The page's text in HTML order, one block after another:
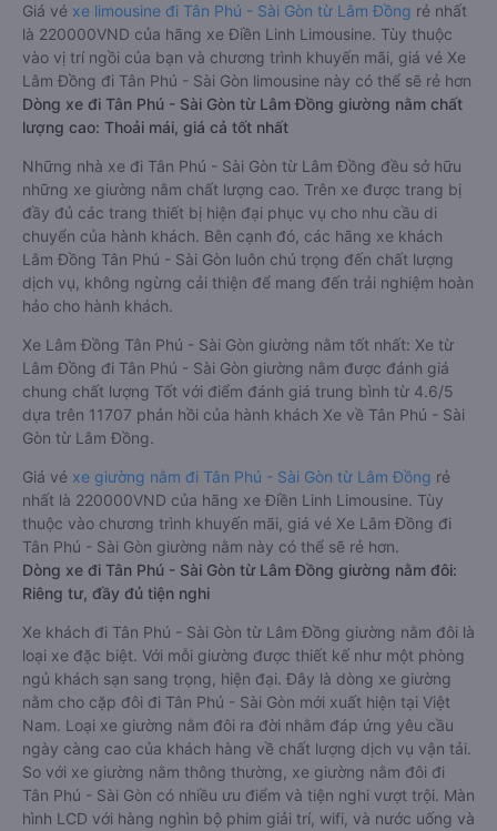
Giá vé xe limousine đi Tân Phú - Sài Gòn từ Lâm Đồng rẻ nhất
là 220000VND của hãng xe Điền Linh Limousine. Tùy thuộc
vào vị trí ngồi của bạn và chương trình khuyến mãi, giá vé Xe
Lâm Đồng đi Tân Phú - Sài Gòn limousine này có thể sẽ rẻ hơn
Dòng xe đi Tân Phú - Sài Gòn từ Lâm Đồng giường nằm chất
lượng cao: Thoải mái, giá cả tốt nhất
Những nhà xe đi Tân Phú - Sài Gòn từ Lâm Đồng đều sở hữu
những xe giường nằm chất lượng cao. Trên xe được trang bị
đầy đủ các trang thiết bị hiện đại phục vụ cho nhu cầu di
chuyển của hành khách. Bên cạnh đó, các hãng xe khách
Lâm Đồng Tân Phú - Sài Gòn luôn chú trọng đến chất lượng
dịch vụ, không ngừng cải thiện để mang đến trải nghiệm hoàn
hảo cho hành khách.
Xe Lâm Đồng Tân Phú - Sài Gòn giường nằm tốt nhất: Xe từ
Lâm Đồng đi Tân Phú - Sài Gòn giường nằm được đánh giá
chung chất lượng Tốt với điểm đánh giá trung bình từ 4.6/5
dựa trên 11707 phản hồi của hành khách Xe về Tân Phú - Sài
Gòn từ Lâm Đồng.
Giá vé xe giường nằm đi Tân Phú - Sài Gòn từ Lâm Đồng rẻ
nhất là 220000VND của hãng xe Điền Linh Limousine. Tùy
thuộc vào chương trình khuyến mãi, giá vé Xe Lâm Đồng đi
Tân Phú - Sài Gòn giường nằm này có thể sẽ rẻ hơn.
Dòng xe đi Tân Phú - Sài Gòn từ Lâm Đồng giường nằm đôi:
Riêng tư, đầy đủ tiện nghi
Xe khách đi Tân Phú - Sài Gòn từ Lâm Đồng giường nằm đôi là
loại xe đặc biệt. Với mỗi giường được thiết kế như một phòng
ngủ khách sạn sang trọng, hiện đại. Đây là dòng xe giường
nằm cho cặp đôi đi Tân Phú - Sài Gòn mới xuất hiện tại Việt
Nam. Loại xe giường nằm đôi ra đời nhằm đáp ứng yêu cầu
ngày càng cao của khách hàng về chất lượng dịch vụ vận tải.
So với xe giường nằm thông thường, xe giường nằm đôi đi
Tân Phú - Sài Gòn có nhiều ưu điểm và tiện nghi vượt trội. Màn
hình LCD với hàng nghìn bộ phim giải trí, wifi, và nước uống và